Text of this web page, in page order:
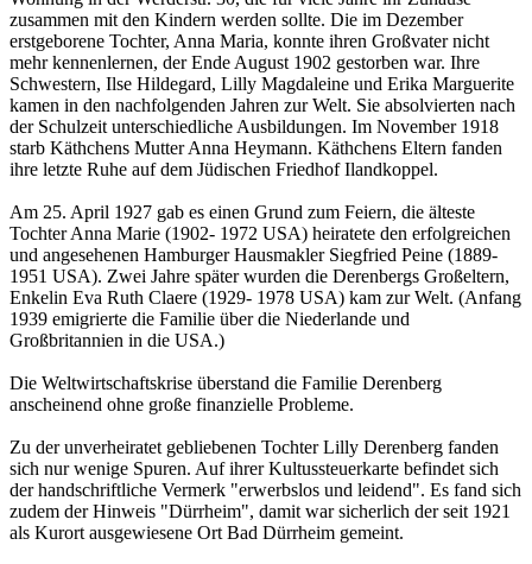
zusammen mit den Kindern werden sollte. Die im Dezember
erstgeborene Tochter, Anna Maria, konnte ihren Großvater nicht
mehr kennenlernen, der Ende August 1902 gestorben war. Ihre
Schwestern, Ilse Hildegard, Lilly Magdaleine und Erika Marguerite
kamen in den nachfolgenden Jahren zur Welt. Sie absolvierten nach
der Schulzeit unterschiedliche Ausbildungen. Im November 1918
starb Käthchens Mutter Anna Heymann. Käthchens Eltern fanden
ihre letzte Ruhe auf dem Jüdischen Friedhof Ilandkoppel.
Am 25. April 1927 gab es einen Grund zum Feiern, die älteste
Tochter Anna Marie (1902- 1972 USA) heiratete den erfolgreichen
und angesehenen Hamburger Hausmakler Siegfried Peine (1889-
1951 USA). Zwei Jahre später wurden die Derenbergs Großeltern,
Enkelin Eva Ruth Claere (1929- 1978 USA) kam zur Welt. (Anfang
1939 emigrierte die Familie über die Niederlande und
Großbritannien in die USA.)
Die Weltwirtschaftskrise überstand die Familie Derenberg
anscheinend ohne große finanzielle Probleme.
Zu der unverheiratet gebliebenen Tochter Lilly Derenberg fanden
sich nur wenige Spuren. Auf ihrer Kultussteuerkarte befindet sich
der handschriftliche Vermerk "erwerbslos und leidend". Es fand sich
zudem der Hinweis "Dürrheim", damit war sicherlich der seit 1921
als Kurort ausgewiesene Ort Bad Dürrheim gemeint.